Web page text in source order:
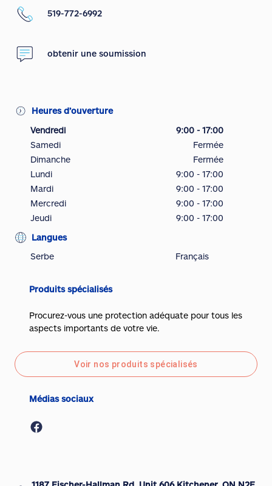
519-772-6992
obtenir une soumission
Heures d’ouverture
Vendredi
9:00 - 17:00
Samedi
Fermée
Dimanche
Fermée
Lundi
9:00 - 17:00
Mardi
9:00 - 17:00
Mercredi
9:00 - 17:00
Jeudi
9:00 - 17:00
Langues
Serbe
Français
Produits spécialisés
Procurez-vous une protection adéquate pour tous les
aspects importants de votre vie.
Voir nos produits spécialisés
Médias sociaux